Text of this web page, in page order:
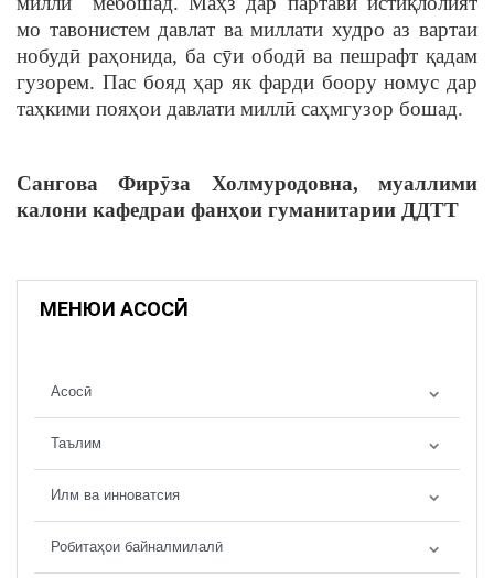
мо тавонистем давлат ва миллати худро аз вартаи
нобудӣ раҳонида, ба сӯи ободӣ ва пешрафт қадам
гузорем. Пас бояд ҳар як фарди боору номус дар
таҳкими пояҳои давлати миллӣ саҳмгузор бошад.
Сангова Фирӯза Холмуродовна, муаллими
калони кафедраи фанҳои гуманитарии ДДТТ
МЕНЮИ АСОСӢ
Асосӣ
Таълим
Илм ва инноватсия
Робитаҳои байналмилалӣ